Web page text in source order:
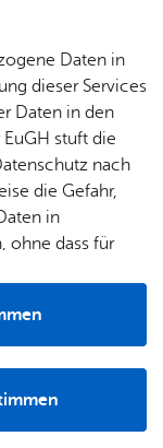
Daten in
dieser Services
Daten in den
EuGH stuft die
nach
die Gefahr,
in
ohne dass für